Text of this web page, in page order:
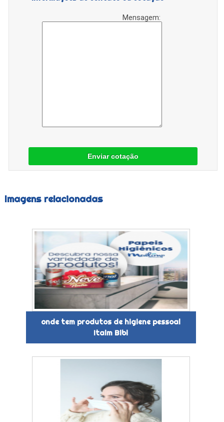
Mensagem:
Enviar cotação
Imagens relacionadas
onde tem produtos de higiene pessoal
Itaim Bibi